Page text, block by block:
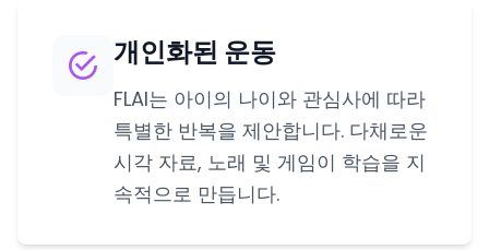
개인화된 운동
FLAI는 아이의 나이와 관심사에 따라
특별한 반복을 제안합니다. 다채로운
시각 자료, 노래 및 게임이 학습을 지
속적으로 만듭니다.